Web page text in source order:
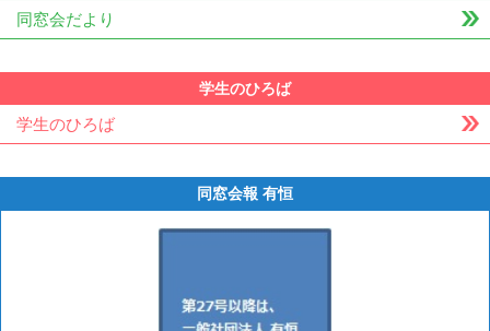
同窓会だより
学生のひろば
学生のひろば
同窓会報 有恒